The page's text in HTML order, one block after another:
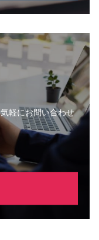
軽にお問い合わせ